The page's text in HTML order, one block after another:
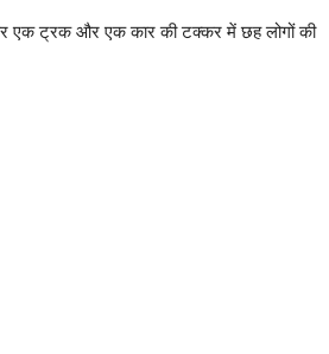
पर एक ट्रक और एक कार की टक्कर में छह लोगों की